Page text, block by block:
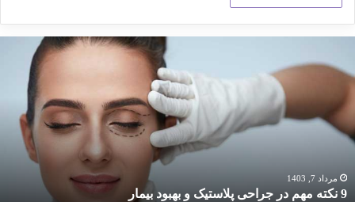
مهم
جراحی
پلاستیک
و
بیمارمرداد 7, 1403
9 نکته مهم در جراحی پلاستیک و بهبود بیمار